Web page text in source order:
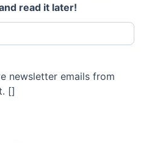
read it later!
newsletter emails from
[]